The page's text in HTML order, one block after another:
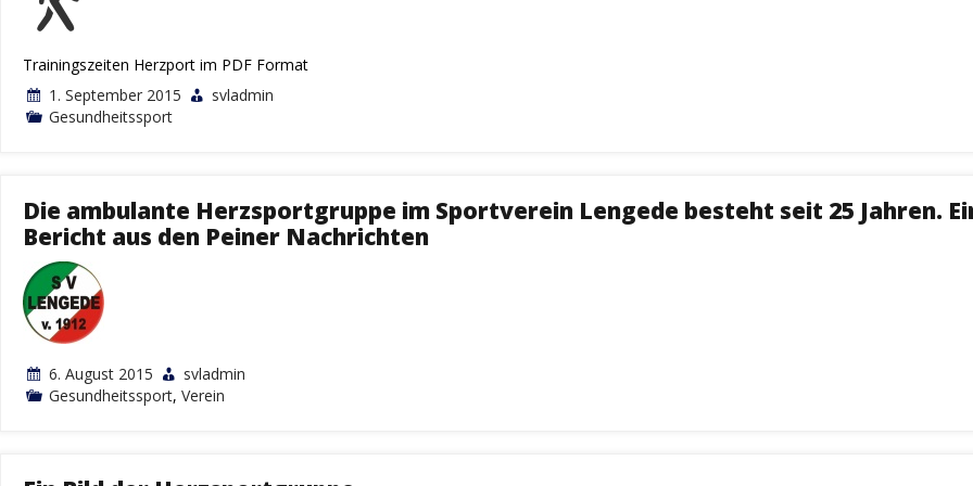
Trainingszeiten Herzport im PDF Format
1. September 2015
svladmin
Gesundheitssport
Die ambulante Herzsportgruppe im Sportverein Lengede besteht seit 25 Jahren.
Bericht aus den Peiner Nachrichten
6. August 2015
svladmin
Gesundheitssport, Verein